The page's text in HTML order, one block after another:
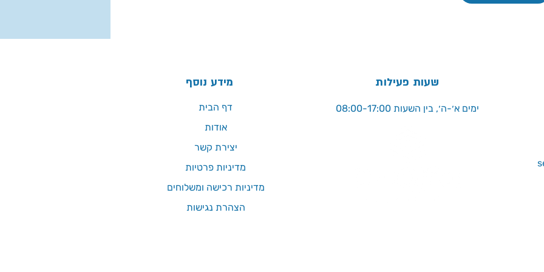
מידע נוסף שעות פעילות
ימים א׳-ה׳, בין השעות 08:00-17:00
דף הבית
אודות
יצירת קשר
מדיניות פרטיות
מדיניות רכישה ומשלוחים
הצהרת נגישות